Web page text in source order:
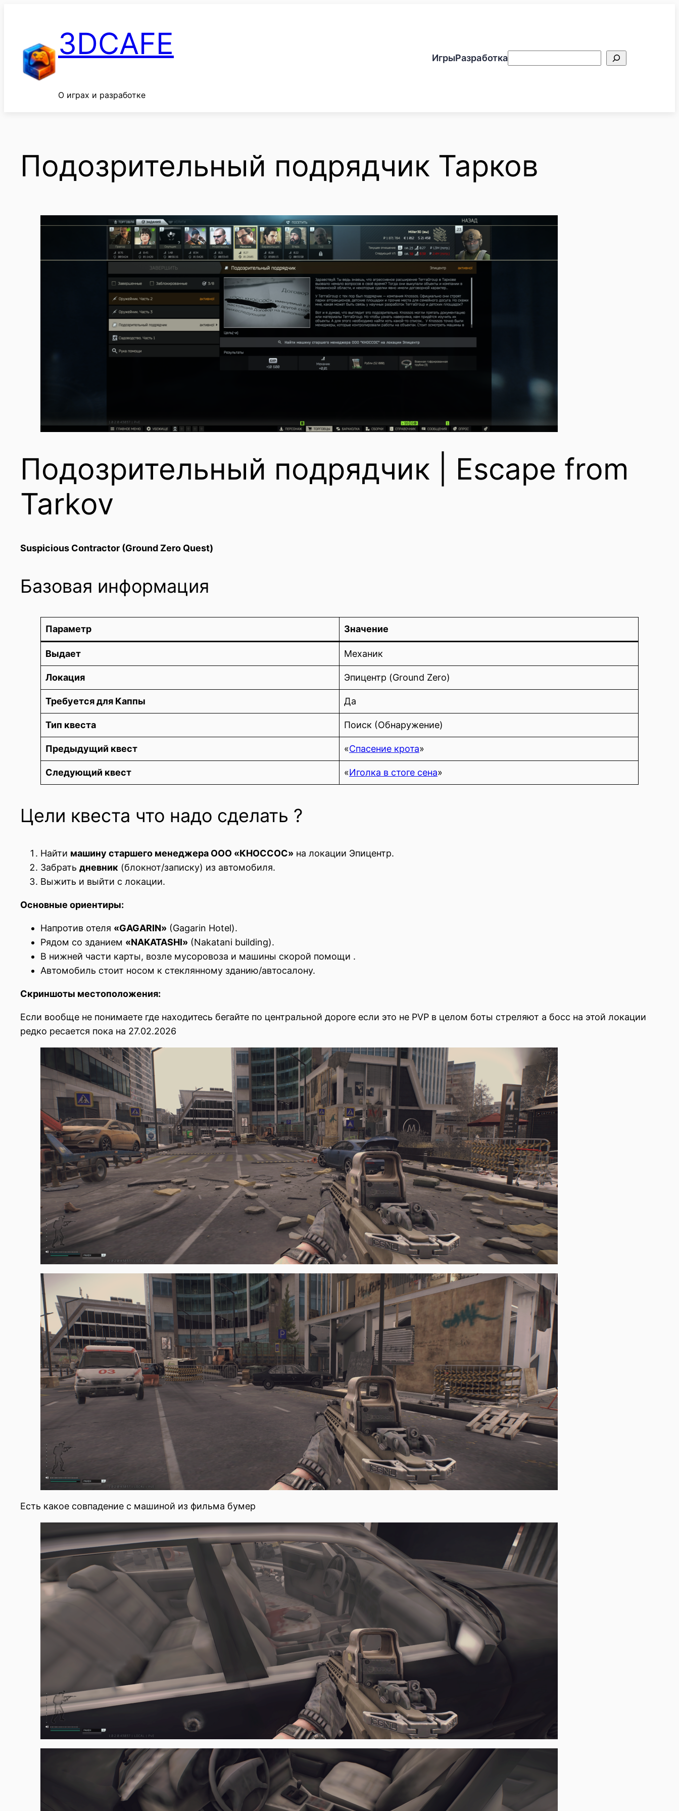
содержимому3DCAFE
О играх и разработке
ИгрыРазработкаПоиск
Подозрительный подрядчик Тарков
Подозрительный подрядчик | Escape from
Tarkov
Suspicious Contractor (Ground Zero Quest)
Базовая информация
Параметр Значение
Выдает Механик
Локация Эпицентр (Ground Zero)
Требуется для Каппы Да
Тип квеста Поиск (Обнаружение)
Предыдущий квест «Спасение крота»
Следующий квест «Иголка в стоге сена»
Цели квеста что надо сделать ?
Найти машину старшего менеджера ООО «КНОССОС» на локации Эпицентр.
Забрать дневник (блокнот/записку) из автомобиля.
Выжить и выйти с локации.
Основные ориентиры:
Напротив отеля «GAGARIN» (Gagarin Hotel).
Рядом со зданием «NAKATASHI» (Nakatani building).
В нижней части карты, возле мусоровоза и машины скорой помощи .
Автомобиль стоит носом к стеклянному зданию/автосалону.
Скриншоты местоположения:
Если вообще не понимаете где находитесь бегайте по центральной дороге если это не PVP в целом боты стреляют а босс на этой локации
редко ресается пока на 27.02.2026
Есть какое совпадение с машиной из фильма бумер